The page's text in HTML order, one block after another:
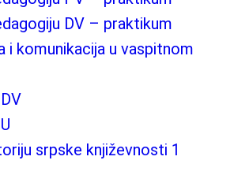
DV – praktikum
i komunikacija u vaspitnom
srpske književnosti 1